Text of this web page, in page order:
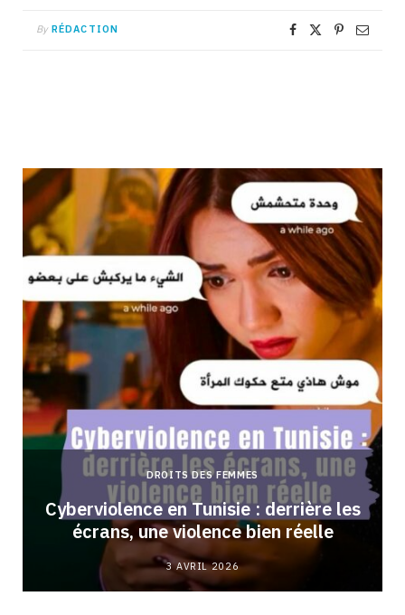
By RÉDACTION
DROITS DES FEMMES
Cyberviolence en Tunisie : derrière les
écrans, une violence bien réelle
3 AVRIL 2026